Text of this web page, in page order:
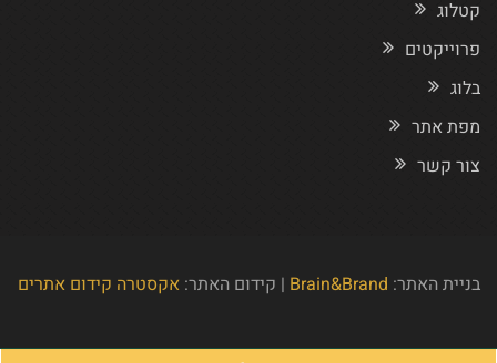
קטלוג
פרוייקטים
בלוג
מפת אתר
צור קשר
בניית האתר: Brain&Brand | קידום האתר: אקסטרה קידום אתרים